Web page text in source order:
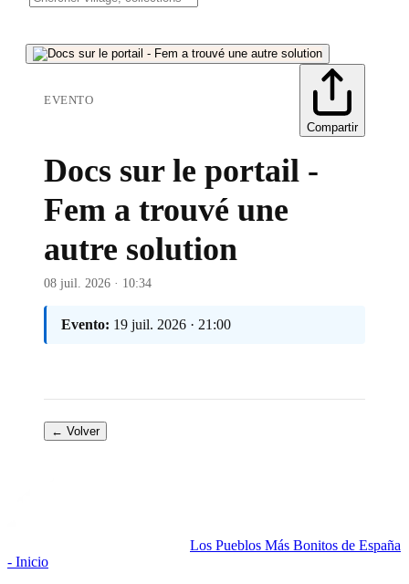
EVENTO
Compartir
Docs sur le portail -
Fem a trouvé une
autre solution
08 juil. 2026 · 10:34
Evento: 19 juil. 2026 · 21:00
← Volver
Los Pueblos Más Bonitos de España
- Inicio